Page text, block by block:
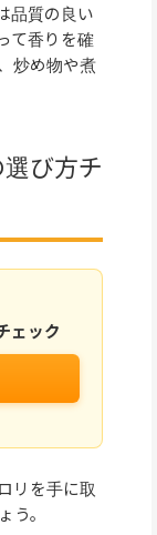
品質の良い
て香りを確
炒め物や煮
び方チ
ェック
リを手に取
。